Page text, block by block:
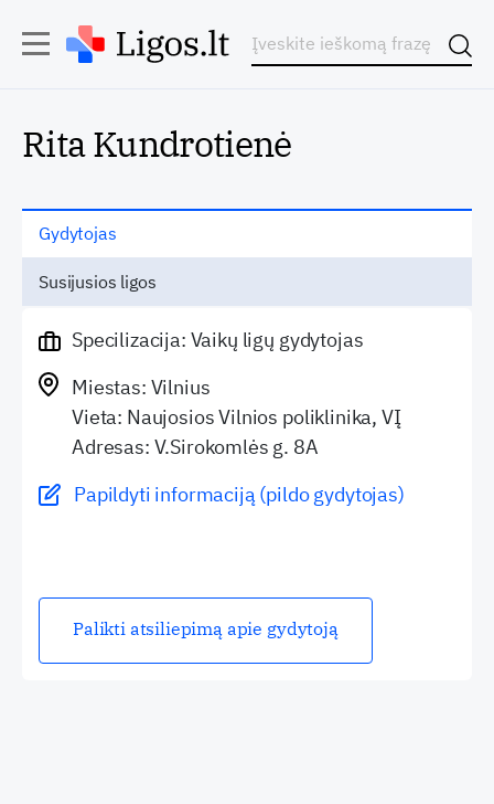
Rita Kundrotienė
Gydytojas
Susijusios ligos
Specilizacija: Vaikų ligų gydytojas
Miestas: Vilnius
Vieta: Naujosios Vilnios poliklinika, VĮ
Adresas: V.Sirokomlės g. 8A
Papildyti informaciją (pildo gydytojas)
Palikti atsiliepimą apie gydytoją